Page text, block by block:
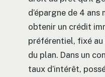
d’épargne de 4 ans
obtenir un crédit
préférentiel, fixé au
du plan. Dans un
taux d’intérêt,